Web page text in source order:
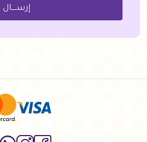
إرســــال